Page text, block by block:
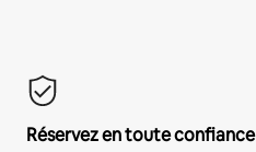
Réservez en toute confiance